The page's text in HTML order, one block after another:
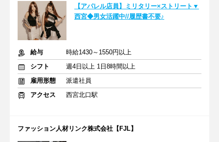
【アパレル店員】ミリタリー×ストリート▼
西宮◆男女活躍中//履歴書不要♪
給与
時給1430～1550円以上
シフト
週4日以上 1日8時間以上
雇用形態
派遣社員
アクセス
西宮北口駅
ファッション人材リンク株式会社【FJL】